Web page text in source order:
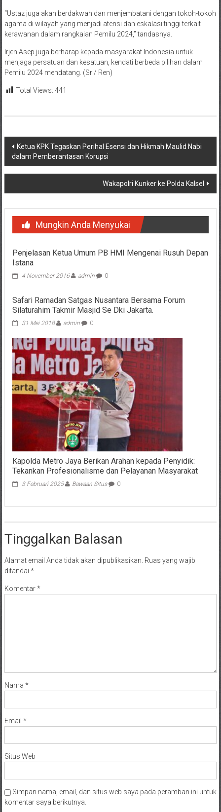
“Ustaz juga akan berdakwah dan menjembatani dengan tokoh-tokoh
agama di wilayah yang menjadi atensi dan eskalasi tinggi terkait
kerawanan dalam rangkaian Pemilu 2024,” tandasnya.
Irjen Asep juga berharap kepada masyarakat Indonesia untuk
menjaga persatuan dan kesatuan, kendati berbeda pilihan dalam
Pemilu 2024 mendatang. (Sri/ Ren)
Total Views: 441
Navigasi
pos
Ketua KPK Tegaskan Perihal Esensi dan Hikmah Maulid Nabi
dalam Pemberantasan Korupsi
Wakapolri Kunker ke Polda Kalsel
Mungkin Anda Menyukai
Penjelasan Ketua Umum PB HMI Mengenai Rusuh Depan
Istana
4 November 2016 admin 0
Safari Ramadan Satgas Nusantara Bersama Forum
Silaturahim Takmir Masjid Se Dki Jakarta.
31 Mei 2018 admin 0
Kapolda Metro Jaya Berikan Arahan kepada Penyidik:
Tekankan Profesionalisme dan Pelayanan Masyarakat
3 Februari 2025 Bawaan Situs 0
Tinggalkan Balasan
Alamat email Anda tidak akan dipublikasikan. Ruas yang wajib
ditandai *
Komentar*
Nama *
Email *
Situs Web
Simpan nama, email, dan situs web saya pada peramban ini untuk
komentar saya berikutnya.